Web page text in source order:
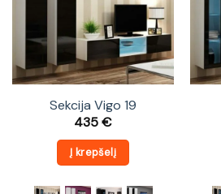
Sekcija Vigo 19
435€
Į krepšelį